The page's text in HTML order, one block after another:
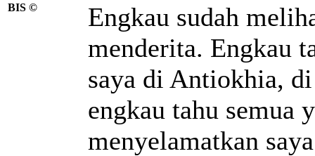
BIS ©
Engkau sudah
menderita. Engkau
saya di Antiokhia,
engkau tahu semua
menyelamatkan